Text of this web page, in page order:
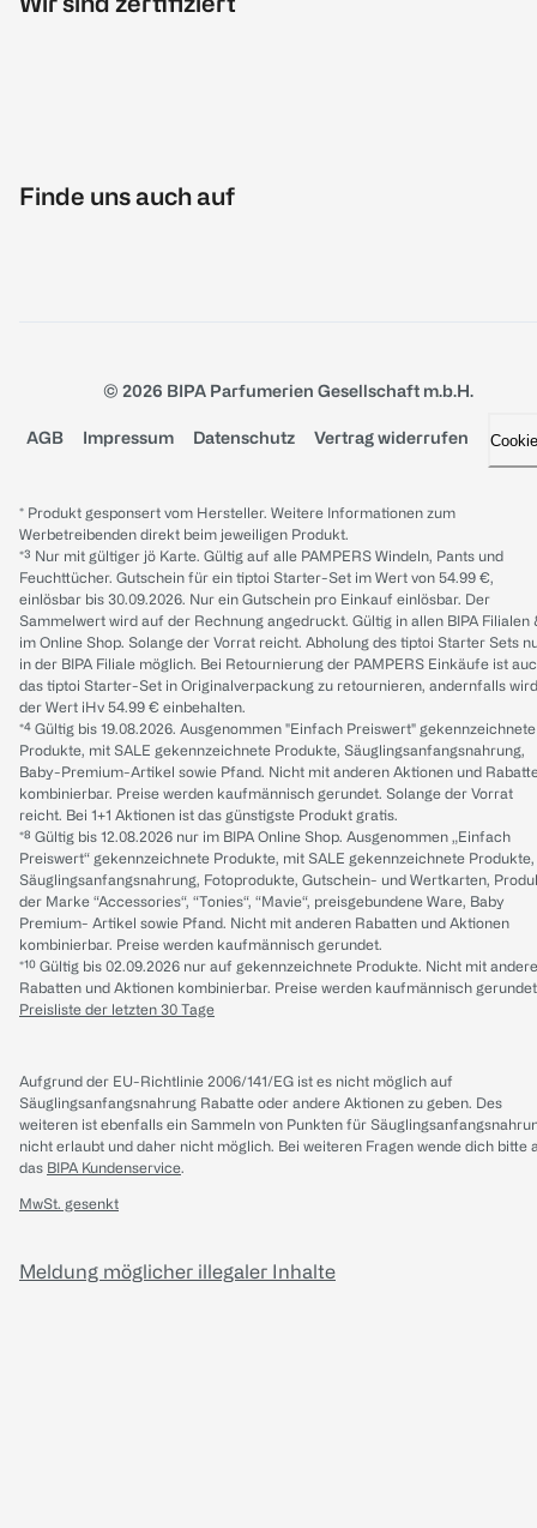
Finde uns auch auf
© 2026 BIPA Parfumerien Gesellschaft m.b.H.
AGB Impressum Datenschutz Vertrag widerrufen
* Produkt gesponsert vom Hersteller. Weitere Informationen zum
Werbetreibenden direkt beim jeweiligen Produkt.
*³ Nur mit gültiger jö Karte. Gültig auf alle PAMPERS Windeln, Pants und
Feuchttücher. Gutschein für ein tiptoi Starter-Set im Wert von 54.99 €,
einlösbar bis 30.09.2026. Nur ein Gutschein pro Einkauf einlösbar. Der
Sammelwert wird auf der Rechnung angedruckt. Gültig in allen BIPA Filialen
im Online Shop. Solange der Vorrat reicht. Abholung des tiptoi Starter Sets
in der BIPA Filiale möglich. Bei Retournierung der PAMPERS Einkäufe ist
das tiptoi Starter-Set in Originalverpackung zu retournieren, andernfalls wird
der Wert iHv 54.99 € einbehalten.
*⁴ Gültig bis 19.08.2026. Ausgenommen "Einfach Preiswert" gekennzeichnete
Produkte, mit SALE gekennzeichnete Produkte, Säuglingsanfangsnahrung,
Baby-Premium-Artikel sowie Pfand. Nicht mit anderen Aktionen und
kombinierbar. Preise werden kaufmännisch gerundet. Solange der Vorrat
reicht. Bei 1+1 Aktionen ist das günstigste Produkt gratis.
*⁸ Gültig bis 12.08.2026 nur im BIPA Online Shop. Ausgenommen „Einfach
Preiswert“ gekennzeichnete Produkte, mit SALE gekennzeichnete Produkte,
Säuglingsanfangsnahrung, Fotoprodukte, Gutschein- und Wertkarten,
der Marke “Accessories“, “Tonies“, “Mavie“, preisgebundene Ware, Baby
Premium- Artikel sowie Pfand. Nicht mit anderen Rabatten und Aktionen
kombinierbar. Preise werden kaufmännisch gerundet.
*¹⁰ Gültig bis 02.09.2026 nur auf gekennzeichnete Produkte. Nicht mit
Rabatten und Aktionen kombinierbar. Preise werden kaufmännisch
Preisliste der letzten 30 Tage
Aufgrund der EU-Richtlinie 2006/141/EG ist es nicht möglich auf
Säuglingsanfangsnahrung Rabatte oder andere Aktionen zu geben. Des
weiteren ist ebenfalls ein Sammeln von Punkten für
nicht erlaubt und daher nicht möglich. Bei weiteren Fragen wende dich bitte
das BIPA Kundenservice.
MwSt. gesenkt
Meldung möglicher illegaler Inhalte